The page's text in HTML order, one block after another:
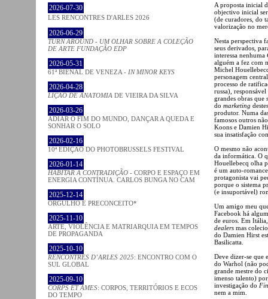
2026-07-30
LES RENCONTRES D'ARLES 2026
2026-06-29
TURN AROUND - UM OLHAR SOBRE A COLEÇÃO
DE ARTE FUNDAÇÃO EDP
2026-05-31
61ª BIENAL DE VENEZA - IN MINOR KEYS
2026-04-28
LIÇÃO DE ANATOMIA DE VIEIRA DA SILVA
2026-03-26
ADIAR O FIM DO MUNDO, DANÇAR A QUEDA E
SONHAR O SOLO
2026-02-16
10ª EDIÇÃO DO PHOTOBRUSSELS FESTIVAL
2026-01-14
HABITAR A CONTRADIÇÃO - CORPO E ESPAÇO EM
ENERGIA CONTÍNUA. CARLOS BUNGA NO CAM
2025-12-14
ORGULHO E PRECONCEITO*
2025-11-10
ARTE, VIOLÊNCIA E MATRIARQUIA EM TEMPOS
DE PROPAGANDA
2025-10-10
RENCONTRES D’ARLES 2025: ENCONTRO COM O
SUL GLOBAL
2025-09-10
CORPS ET ÂMES: CORPOS, TERRITÓRIOS E ECOS
DO TEMPO
A proposta inicial
objectivo inicial
(de curadores, do
valorização no
Nesta perspectiva
seus derivados,
interessa nenhuma
alguém a fez com
Michel
personagem
processo de
russa),
grandes obras que
do marketing
produtor. Numa
famosos outros
Koons e Damien
sua insatisfação
O mesmo não
da informática. O
Houellebecq olha
é um auto-
protagonista vai
porque o sistema
(e insuportável)
Um amigo meu
Facebook há
de euros. Em
dealers mas
do Damien Hirst
Basilicatta.
Deve dizer-se que
do Warhol (não
grande mestre do
imenso talento)
investigação do
nem a mim.